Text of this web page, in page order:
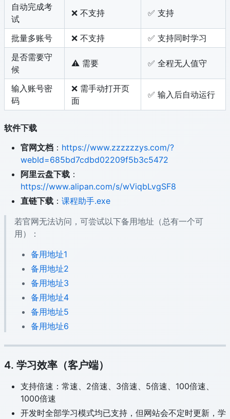
自动完成考
试
❌ 不支持 ✅ 支持
批量多账号 ❌ 不支持
✅ 支持同时学习
是否需要守
候
⚠️ 需要 ✅ 全程无人值守
输入账号密
码
❌ 需手动打开页
面
✅ 输入后自动运行
软件下载
官网文档 ： https://www.zzzzzzys.com/?
webId=685bd7cdbd02209f5b3c5472
阿里云盘下载 ：
https://www.alipan.com/s/wViqbLvgSF8
直链下载 ： 课程助手.exe
若官网无法访问，可尝试以下备用地址（总有一个可
用）：
备用地址1
备用地址2
备用地址3
备用地址4
备用地址5
备用地址6
4. 学习效率（客户端）
支持倍速：常速、2倍速、3倍速、5倍速、100倍速、
1000倍速
开发时全部学习模式均已支持，但网站会不定时更新，学